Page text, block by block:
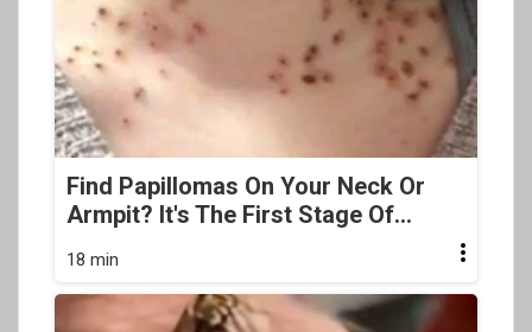
Find Papillomas On Your Neck Or
Armpit? It's The First Stage Of...
18 min